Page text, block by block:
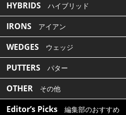
HYBRIDS ハイブリッド
IRONS アイアン
WEDGES ウェッジ
PUTTERS パター
OTHER その他
Editor’s Picks 編集部のおすすめ